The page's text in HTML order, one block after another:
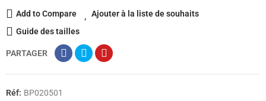
Add to Compare
Ajouter à la liste de souhaits
Guide des tailles
PARTAGER
Réf: BP020501